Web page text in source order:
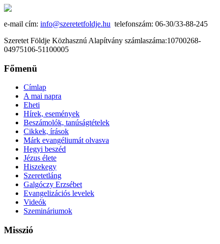
e-mail cím: info@szeretetfoldje.hu telefonszám: 06-30/33-88-245
Szeretet Földje Közhasznú Alapítvány számlaszáma:10700268-
04975106-51100005
Főmenü
Címlap
A mai napra
Eheti
Hírek, események
Beszámolók, tanúságtételek
Cikkek, írások
Márk evangéliumát olvasva
Hegyi beszéd
Jézus élete
Hiszekegy
Szeretetláng
Galgóczy Erzsébet
Evangelizációs levelek
Videók
Szemináriumok
Misszió